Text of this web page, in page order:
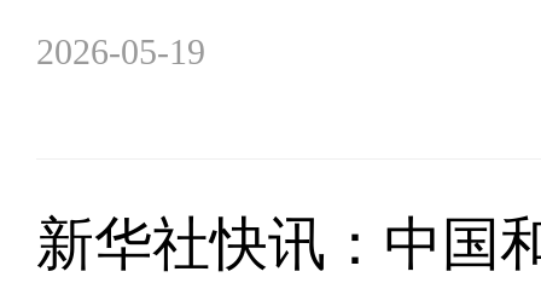
2026-05-19
新华社快讯：中国